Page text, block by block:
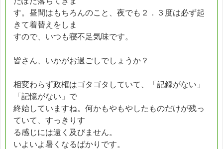
す。昼間はもちろんのこと、夜でも２．３度は必ず起
きて着替えをしま
すので、いつも寝不足気味です。
皆さん、いかがお過ごしでしょうか？
相変わらず政権はゴタゴタしていて、「記録がない」
「記憶がない」で
終始していますね。何かもやもやしたものだけが残っ
ていて、すっきりす
る感じには遠く及びません。
いよいよ暑くなるばかりです。